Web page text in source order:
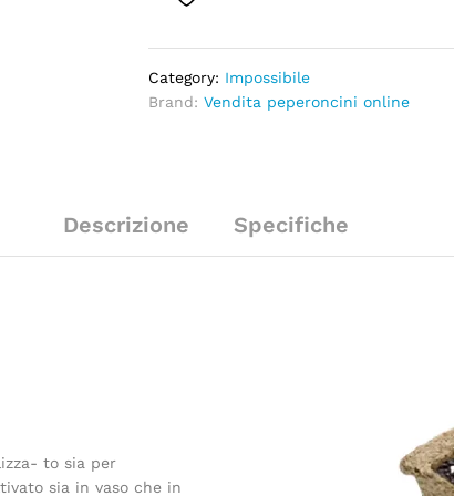
Category: Impossibile
Brand:Vendita peperoncini online
Descrizione Specifiche
to sia per
sia in vaso che in